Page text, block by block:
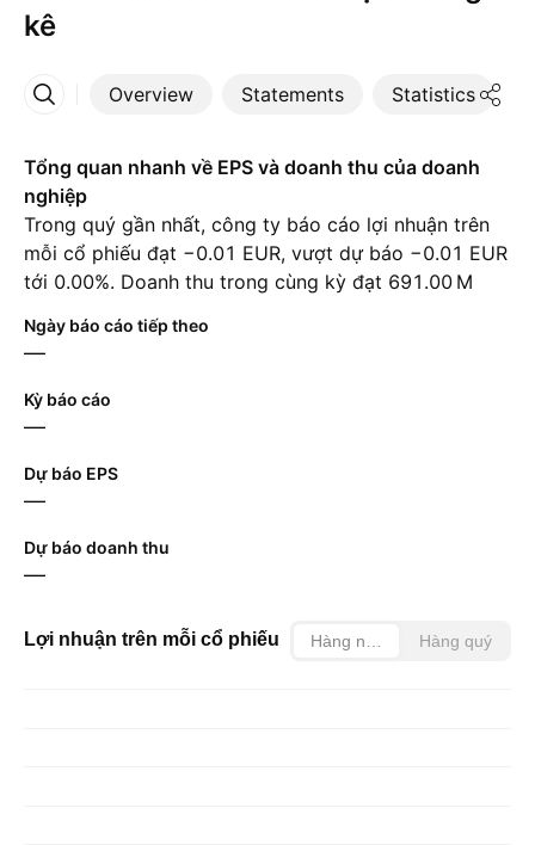
kê
Overview Statements Statistics
More
Tổng quan nhanh về EPS và doanh thu của doanh
nghiệp
Trong quý gần nhất, công ty báo cáo lợi nhuận trên
mỗi cổ phiếu đạt −0.01 EUR, vượt dự báo −0.01 EUR
tới 0.00%. Doanh thu trong cùng kỳ đạt ‪691.00 M‬
Ngày báo cáo tiếp theo
—
Kỳ báo cáo
—
Dự báo EPS
—
Dự báo doanh thu
—
Lợi nhuận trên mỗi cổ phiếu Hàng năm Hàng quý